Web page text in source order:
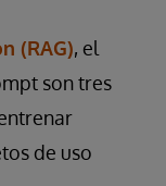
(RAG), el
son tres
de uso